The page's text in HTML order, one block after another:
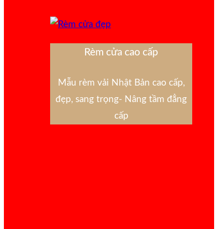
Rèm cửa cao cấp
Mẫu rèm vải Nhật Bản cao cấp,
đẹp, sang trọng- Nâng tầm đẳng
cấp